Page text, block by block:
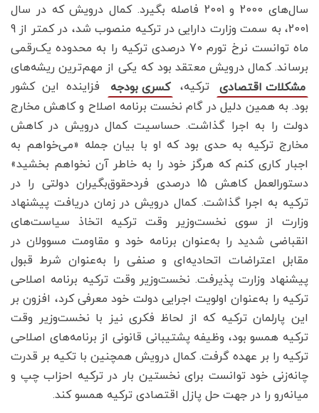
سال‌های 2000 و 2001 فاصله بگیرد. کمال درویش که در سال
2001، به سمت وزارت دارایی در ترکیه منصوب شد، در کمتر از 9
ماه توانست نرخ تورم 70 درصدی ترکیه را به محدوده یک‌رقمی
برساند. کمال درویش معتقد بود که یکی از مهم‌ترین ریشه‌های
مشکلات اقتصادی
ترکیه، کسری بودجه
فزاینده این کشور
بود. به همین دلیل در گام نخست برنامه اصلاح و کاهش مخارج
دولت را به اجرا گذاشت. حساسیت کمال درویش در کاهش
مخارج ترکیه به حدی بود که او با بیان جمله «می‌خواهم به
اجبار کاری کنم که هرگز خود را به خاطر آن نخواهم بخشید»
دستورالعمل کاهش 15 درصدی فردحقوق‌بگیران دولتی را در
ترکیه به اجرا گذاشت. کمال درویش در زمان دریافت پیشنهاد
وزارت از سوی نخست‌وزیر وقت ترکیه اتخاذ سیاست‌های
انقباضی شدید را به‌عنوان برنامه خود و مقاومت مسوولان در
مقابل اعتراضات اتحادیه‌ای و صنفی را به‌عنوان شرط قبول
پیشنهاد وزارت پذیرفت. نخست‌وزیر وقت ترکیه برنامه اصلاحی
ترکیه را به‌عنوان اولویت اجرایی دولت خود معرفی کرد، افزون بر
این پارلمان ترکیه که از لحاظ فکری نیز با نخست‌وزیر وقت
ترکیه همسو بود، وظیفه پشتیبانی قانونی از برنامه‌های اصلاحی
ترکیه را بر عهده گرفت. کمال درویش همچنین با تکیه بر قدرت
چانه‌زنی خود توانست برای نخستین بار در ترکیه احزاب چپ و
میانه‌رو را در جهت حل پازل اقتصادی ترکیه همسو کند.